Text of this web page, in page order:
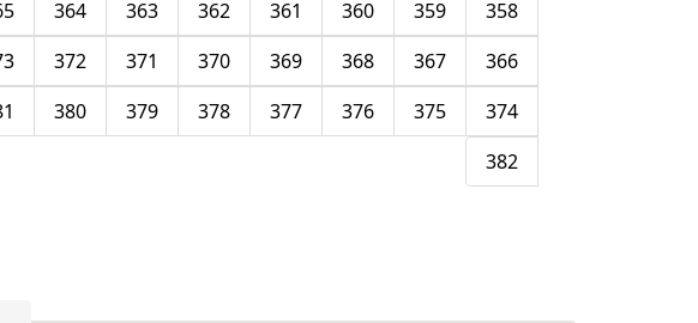
358
359
360
361
362
363
364
366
367
368
369
370
371
372
374
375
376
377
378
379
380
382